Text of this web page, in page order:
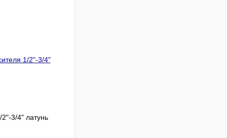
3/4" латунь